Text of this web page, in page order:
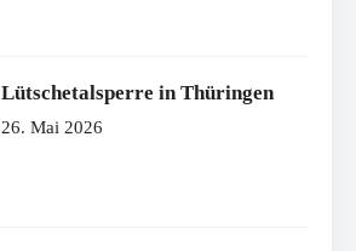
Lütschetalsperre in Thüringen
26. Mai 2026